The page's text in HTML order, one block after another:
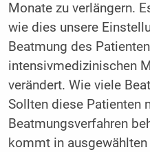
Monate zu verlängern.
wie dies unsere
Beatmung des
intensivmedizinischen
verändert. Wie viele
Sollten diese Patienten
Beatmungsverfahren
kommt in